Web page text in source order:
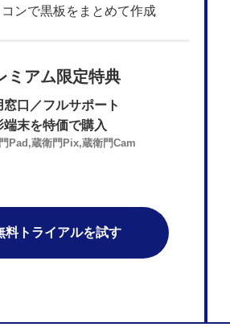
コンで黒板をまとめて作成
ミアム限定特典
窓口／フルサポート
端末を特価で購入
Pad,蔵衛門Pix,蔵衛門Cam
料トライアルを試す